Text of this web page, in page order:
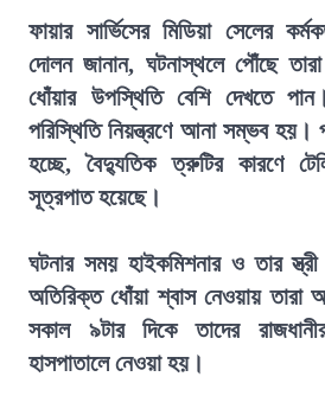
ফায়ার সার্ভিসের মিডিয়া সেলের
দোলন জানান, ঘটনাস্থলে পৌঁছে
ধোঁয়ার উপস্থিতি বেশি দেখতে
পরিস্থিতি নিয়ন্ত্রণে আনা সম্ভব হয়।
হচ্ছে, বৈদ্যুতিক ত্রুটির কারণে
সূত্রপাত হয়েছে।
ঘটনার সময় হাইকমিশনার ও তার স্ত্রী
অতিরিক্ত ধোঁয়া শ্বাস নেওয়ায়
সকাল ৯টার দিকে তাদের রাজধানীর
হাসপাতালে নেওয়া হয়।